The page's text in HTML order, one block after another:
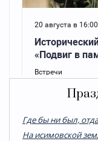
Где бы ни был,
На исимовской